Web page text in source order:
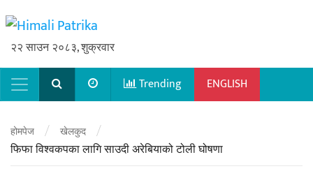
२२ साउन २०८३, शुक्रवार
Main NavigationTrending ENGLISH
होमपेज / खेलकुद /
फिफा विश्वकपका लागि साउदी अरेबियाको टोली घोषणा